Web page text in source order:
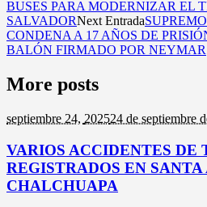
BUSES PARA MODERNIZAR EL
SALVADORNext Entrada
CONDENA A 17 AÑOS DE
BALÓN FIRMADO POR NEYMAR
More posts
septiembre 24, 202524 de septiembre
VARIOS ACCIDENTES DE
REGISTRADOS EN SANTA
CHALCHUAPA